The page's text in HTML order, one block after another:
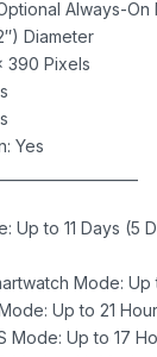
Always-On
Diameter
390 Pixels
Yes
Up to 11 Days (5
Mode: Up
Up to 21
Mode: Up to 17